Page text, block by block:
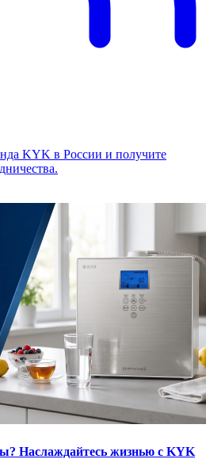
KYK в России и получите
Наслаждайтесь жизнью с KYK